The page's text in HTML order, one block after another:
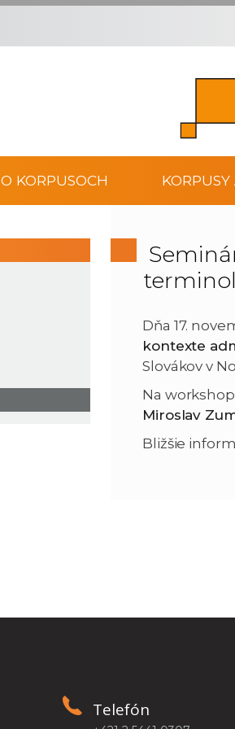
O KORPUSOCH
Dňa 17.
kontexte
Slovákov v
Na
Miroslav
Bližšie
Telefón